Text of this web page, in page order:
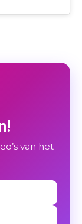
van het